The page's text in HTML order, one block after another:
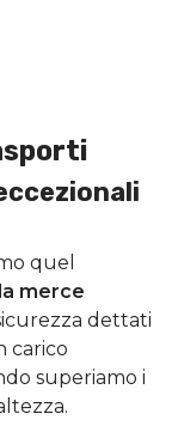
quel
merce
dettati
carico
superiamo i